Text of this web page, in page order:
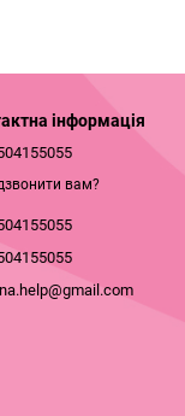
інформація
вам?